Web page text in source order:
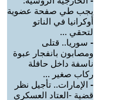
يجب طي صفحة عضوية
أوكرانيا في الناتو
لتحقي ...
- سوريا.. قتلى
ومصابون بانفجار عبوة
ناسفة داخل حافلة
ركاب صغير ...
- الإمارات.. تأجيل نظر
قضية -العتاد العسكري